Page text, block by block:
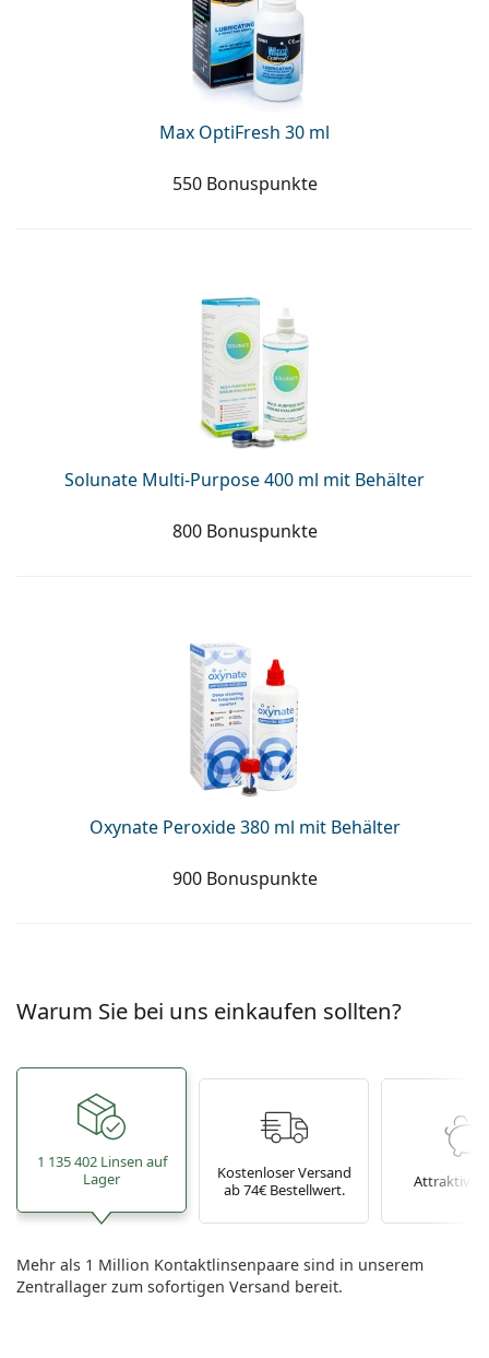
Max OptiFresh 30 ml
550 Bonuspunkte
Solunate Multi-Purpose 400 ml mit Behälter
800 Bonuspunkte
Oxynate Peroxide 380 ml mit Behälter
900 Bonuspunkte
Warum Sie bei uns einkaufen sollten?
1 135 402 Linsen auf
Lager
Kostenloser Versand
ab 74€ Bestellwert.
Attraktive
Mehr als 1 Million Kontaktlinsenpaare sind in unserem
Zentrallager zum sofortigen Versand bereit.